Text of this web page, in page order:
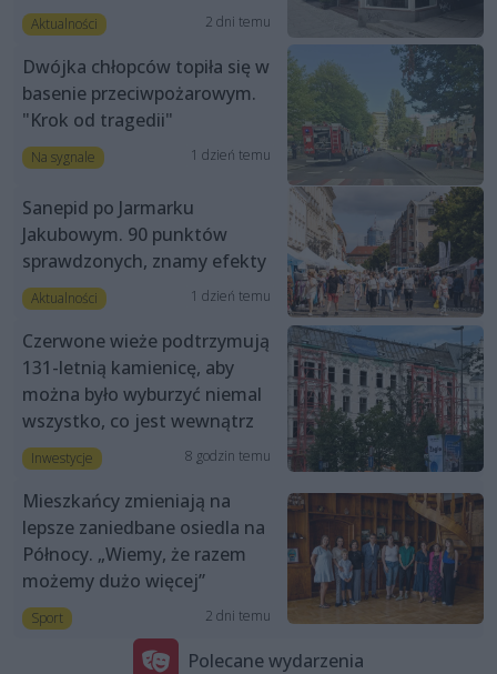
Aktualności 2 dni temu
Dwójka chłopców topiła się w
basenie przeciwpożarowym.
"Krok od tragedii"
Na sygnale 1 dzień temu
Sanepid po Jarmarku
Jakubowym. 90 punktów
sprawdzonych, znamy efekty
Aktualności 1 dzień temu
Czerwone wieże podtrzymują
131-letnią kamienicę, aby
można było wyburzyć niemal
wszystko, co jest wewnątrz
Inwestycje 8 godzin temu
Mieszkańcy zmieniają na
lepsze zaniedbane osiedla na
Północy. „Wiemy, że razem
możemy dużo więcej”
Sport 2 dni temu
Polecane wydarzenia